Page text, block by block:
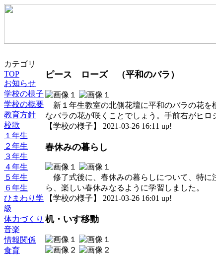
カテゴリ
TOP
お知らせ
学校の様子
学校の概要
教育方針
校歌
１年生
２年生
３年生
４年生
５年生
６年生
ひまわり学
級
体力づくり
音楽
情報関係
食育
ピース ローズ （平和のバラ）
新１年生教室の北側花壇に平和のバラの花を
なバラの花が咲くことでしょう。手前右がヒ
【学校の様子】 2021-03-26 16:11 up!
春休みの暮らし
修了式後に、春休みの暮らしについて、特に
ら、楽しい春休みなるように学習しました。
【学校の様子】 2021-03-26 16:01 up!
机・いす移動